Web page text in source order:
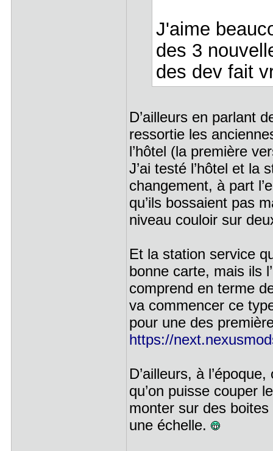
J'aime
des 3
des dev fait
D’ailleurs en parlant
ressortie les
l’hôtel (la première
J’ai testé l’hôtel et la
changement, à part
qu’ils bossaient pas
niveau couloir sur
Et la station service
bonne carte, mais ils
comprend en terme
va commencer ce
pour une des
https://
D’ailleurs, à
qu’on puisse couper
monter sur des
une échelle.